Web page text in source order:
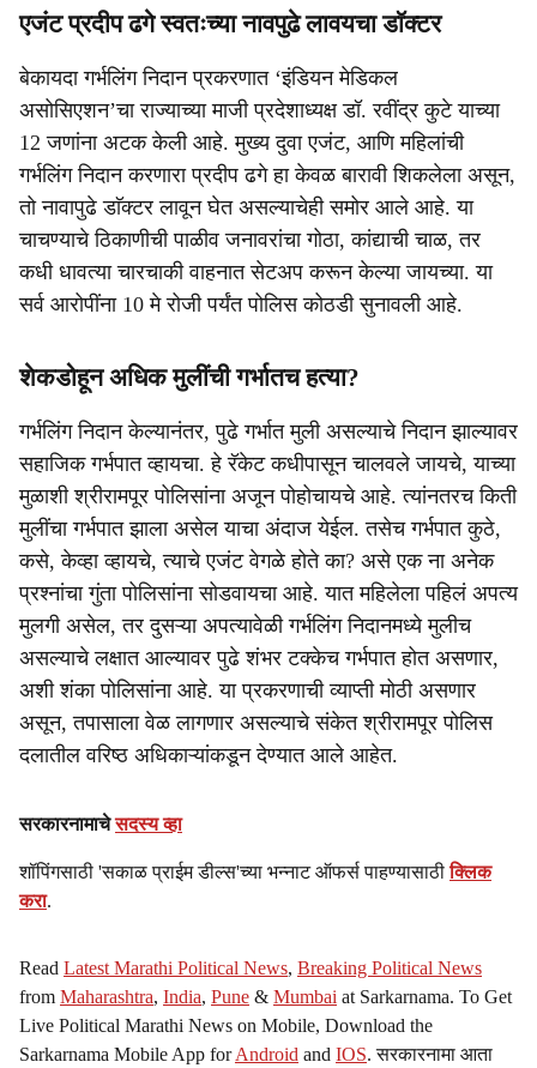
एजंट प्रदीप ढगे स्वतःच्या नावपुढे लावयचा डाॅक्टर
बेकायदा गर्भलिंग निदान प्रकरणात ‘इंडियन मेडिकल
असोसिएशन’चा राज्याच्या माजी प्रदेशाध्यक्ष डॉ. रवींद्र कुटे याच्या
12 जणांना अटक केली आहे. मुख्य दुवा एजंट, आणि महिलांची
गर्भलिंग निदान करणारा प्रदीप ढगे हा केवळ बारावी शिकलेला असून,
तो नावापुढे डाॅक्टर लावून घेत असल्याचेही समोर आले आहे. या
चाचण्याचे ठिकाणीची पाळीव जनावरांचा गोठा, कांद्याची चाळ, तर
कधी धावत्या चारचाकी वाहनात सेटअप करून केल्या जायच्या. या
सर्व आरोपींना 10 मे रोजी पर्यंत पोलिस कोठडी सुनावली आहे.
शेकडोहून अधिक ​मुलींची गर्भातच हत्या?
गर्भलिंग निदान केल्यानंतर, पुढे गर्भात मुली असल्याचे निदान झाल्यावर
सहाजिक गर्भपात व्हायचा. हे रॅकेट कधीपासून चालवले जायचे, याच्या
मुळाशी श्रीरामपूर पोलिसांना अजून पोहोचायचे आहे. त्यांनतरच किती
मुलींचा गर्भपात झाला असेल याचा अंदाज येईल. तसेच गर्भपात कुठे,
कसे, केव्हा व्हायचे, त्याचे एजंट वेगळे होते का? असे एक ना अनेक
प्रश्नांचा गुंता पोलिसांना सोडवायचा आहे. यात महिलेला पहिलं अपत्य
मुलगी असेल, तर दुसऱ्या अपत्यावेळी गर्भलिंग निदानमध्ये मुलीच
असल्याचे लक्षात आल्यावर पुढे शंभर टक्केच गर्भपात होत असणार,
अशी शंका पोलिसांना आहे. या प्रकरणाची व्याप्ती मोठी असणार
असून, तपासाला वेळ लागणार असल्याचे संकेत श्रीरामपूर पोलिस
दलातील वरिष्ठ अधिकाऱ्यांकडून देण्यात आले आहेत.
सरकारनामाचेसदस्य व्हा
शॉपिंगसाठी 'सकाळ प्राईम डील्स'च्या भन्नाट ऑफर्स पाहण्यासाठीक्लिक
करा.
Read Latest Marathi Political News, Breaking Political News
from Maharashtra, India, Pune & Mumbai at Sarkarnama. To Get
Live Political Marathi News on Mobile, Download the
Sarkarnama Mobile App forAndroid and IOS. सरकारनामा आता